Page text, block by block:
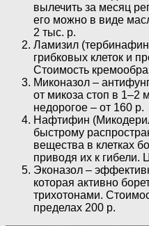
вылечить за месяц
его можно в виде
2 тыс. р.
Ламизил
грибковых клеток и
Стоимость
Миконазол –
от микоза стоп в 1–2
недорогое – от 160 р.
Нафтифин
быстрому
вещества в клетках
приводя их к гибели.
Эконазол –
которая активно
трихотонами.
пределах 200 р.